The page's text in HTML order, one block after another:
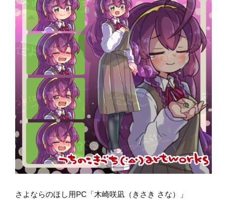
さよならのほし用PC「木崎咲凪（きさき さな）」